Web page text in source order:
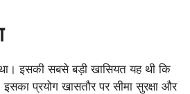
इसकी सबसे बड़ी खासियत यह थी कि
प्रयोग खासतौर पर सीमा सुरक्षा और